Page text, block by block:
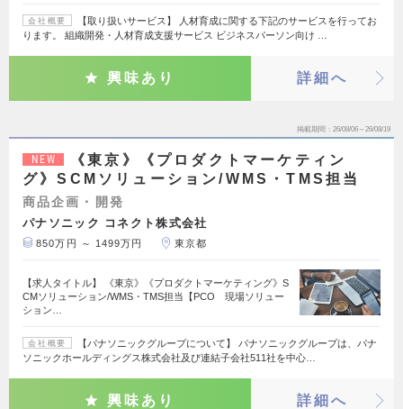
会社概要
【取り扱いサービス】 人材育成に関する下記のサービスを行ってお
ります。 組織開発・人材育成支援サービス ビジネスパーソン向け …
興味あり 詳細へ
掲載期間 26/08/06～26/08/19
NEW
《東京》《プロダクトマーケティン
グ》SCMソリューション/WMS・TMS担当
商品企画・開発
パナソニック コネクト株式会社
850万円 ～ 1499万円 東京都
【求人タイトル】 《東京》《プロダクトマーケティング》S
CMソリューション/WMS・TMS担当【PCO 現場ソリュー
ション…
会社概要
【パナソニックグループについて】 パナソニックグループは、パナ
ソニックホールディングス株式会社及び連結子会社511社を中心…
興味あり 詳細へ